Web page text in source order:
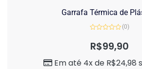
Garrafa Térmica de
de
(0)
R$99,90
Em até 4x de R$24,98